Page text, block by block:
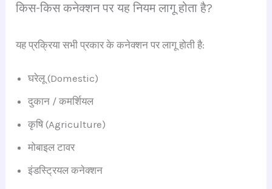
किस-किस कनेक्शन पर यह नियम लागू होता है?
यह प्रक्रिया सभी प्रकार के कनेक्शन पर लागू होती है:
घरेलू (Domestic)
दुकान / कमर्शियल
कृषि (Agriculture)
मोबाइल टावर
इंडस्ट्रियल कनेक्शन